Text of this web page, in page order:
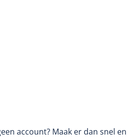
account? Maak er dan snel en